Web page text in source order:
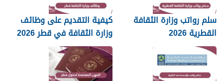
سلم رواتب وزارة الثقافة
القطرية 2026
كيفية التقديم على وظائف
وزارة الثقافة في قطر 2026